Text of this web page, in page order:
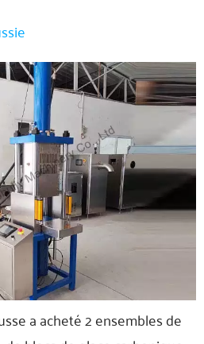
a acheté 2 ensembles de